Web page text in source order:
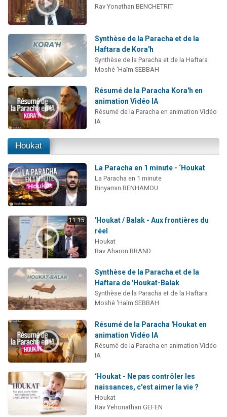
Rav Yonathan BENCHETRIT
Synthèse de la Paracha et de la
Haftara de Kora'h
Synthèse de la Paracha et de la Haftara
Moshé 'Haïm SEBBAH
Résumé de la Paracha Kora'h en
animation Vidéo IA
Résumé de la Paracha en animation Vidéo
IA
Houkat
La Paracha en 1 minute - ‘Houkat
La Paracha en 1 minute
Binyamin BENHAMOU
11:15
'Houkat / Balak - Aux frontières du
réel
Houkat
Rav Aharon BRAND
Synthèse de la Paracha et de la
Haftara de 'Houkat-Balak
Synthèse de la Paracha et de la Haftara
Moshé 'Haïm SEBBAH
Résumé de la Paracha 'Houkat en
animation Vidéo IA
Résumé de la Paracha en animation Vidéo
IA
‘Houkat - Ne pas contrôler les
naissances, c'est aimer la vie ?
Houkat
Rav Yehonathan GEFEN